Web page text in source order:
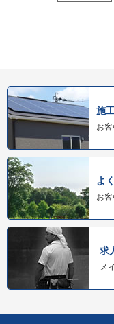
施
お
よ
お
求
メ